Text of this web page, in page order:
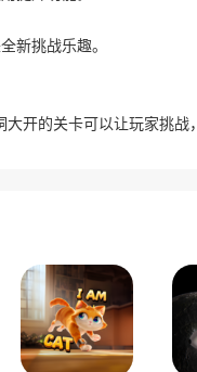
新挑战乐趣。
开的关卡可以让玩家挑战